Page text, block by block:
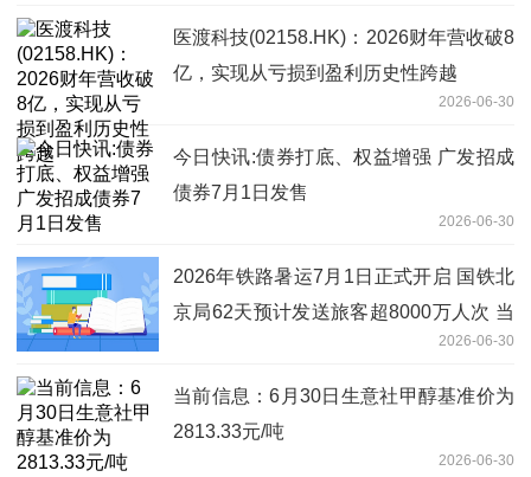
医渡科技(02158.HK)：2026财年营收破8
亿，实现从亏损到盈利历史性跨越
2026-06-30
今日快讯:债券打底、权益增强 广发招成
债券7月1日发售
2026-06-30
2026年铁路暑运7月1日正式开启 国铁北
京局62天预计发送旅客超8000万人次 当
2026-06-30
当前信息：6月30日生意社甲醇基准价为
2813.33元/吨
2026-06-30